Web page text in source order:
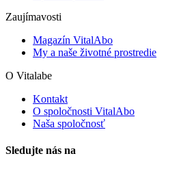
Zaujímavosti
Magazín VitalAbo
My a naše životné prostredie
O Vitalabe
Kontakt
O spoločnosti VitalAbo
Naša spoločnosť
Sledujte nás na